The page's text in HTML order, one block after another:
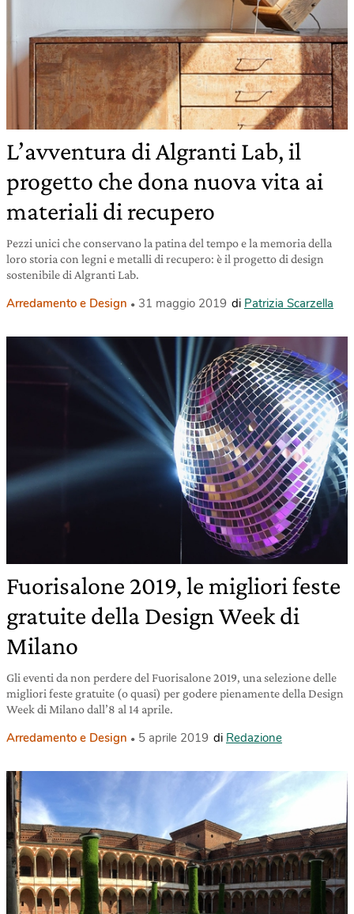
L’avventura di Algranti Lab, il
progetto che dona nuova vita ai
materiali di recupero
Pezzi unici che conservano la patina del tempo e la memoria della
loro storia con legni e metalli di recupero: è il progetto di design
sostenibile di Algranti Lab.
Arredamento e Design 31 maggio 2019 di Patrizia Scarzella
Fuorisalone 2019, le migliori feste
gratuite della Design Week di
Milano
Gli eventi da non perdere del Fuorisalone 2019, una selezione delle
migliori feste gratuite (o quasi) per godere pienamente della Design
Week di Milano dall’8 al 14 aprile.
Arredamento e Design 5 aprile 2019 di Redazione